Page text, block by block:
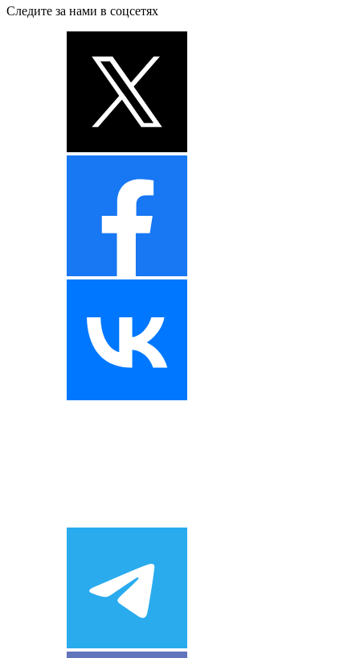
Следите за нами в соцсетях